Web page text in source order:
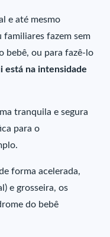
e até mesmo
fazem sem
bebê, ou para fazê-lo
está na intensidade
tranquila e segura
para o
forma acelerada,
e grosseira, os
do bebê